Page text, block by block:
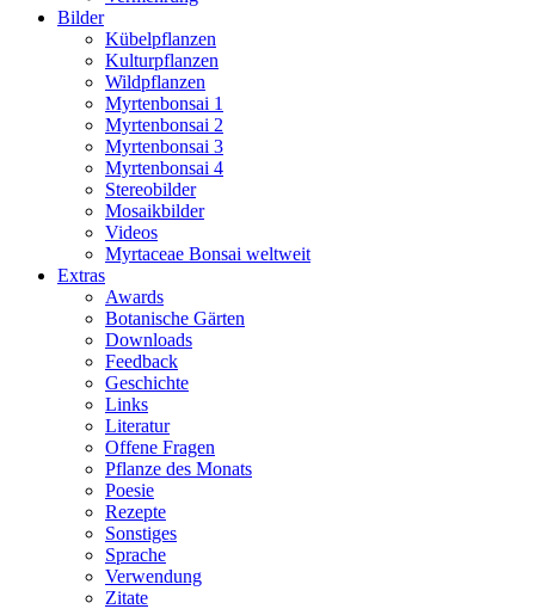
Bilder
Kübelpflanzen
Kulturpflanzen
Wildpflanzen
Myrtenbonsai 1
Myrtenbonsai 2
Myrtenbonsai 3
Myrtenbonsai 4
Stereobilder
Mosaikbilder
Videos
Myrtaceae Bonsai weltweit
Extras
Awards
Botanische Gärten
Downloads
Feedback
Geschichte
Links
Literatur
Offene Fragen
Pflanze des Monats
Poesie
Rezepte
Sonstiges
Sprache
Verwendung
Zitate